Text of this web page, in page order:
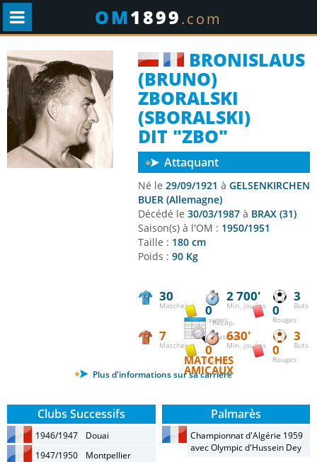
OM1899.com
BRONISLAUS
(BRUNO)
ZBORALSKI
(SBORALSKI)
DIT "ZBO"
Attaquant
Né le 29/09/1921 à GELSENKIRCHEN
BUER (Allemagne)
Décédé le 30/03/1987 à BRAX (31)
Saison(s) à l'OM : 1950/1951
Taille : 180 cm
Poids : 90 Kg
30
Matches
2 700'
Min. jouées
3
Buts
0
Jaunes
0
Rouges
Récap.
matches
7
Matches
630'
Min. jouées
3
Buts
0
Jaunes
0
Rouges
MATCHES
AMICAUX
Plus d'informations sur sa carrière
Clubs Successifs
1946/1947
Douai
1947/1950
Montpellier
Palmarès
Championnat d'Algérie 1959
avec Olympic d'Hussein Dey